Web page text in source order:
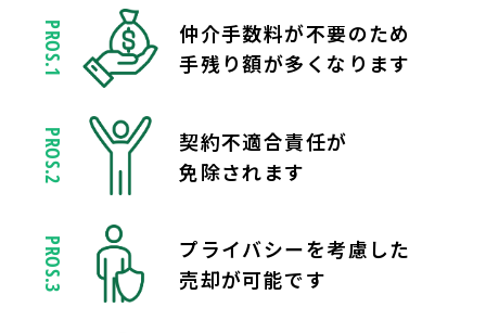
PROS.1
仲介手数料が不要のため
手残り額が多くなります
PROS.2
契約不適合責任が
免除されます
PROS.3
プライバシーを考慮した
売却が可能です